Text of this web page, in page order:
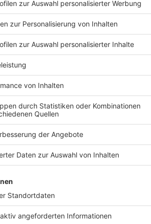
von Chefredakteur Georg Rose,
gut übernachten und essen könnt:
park.de